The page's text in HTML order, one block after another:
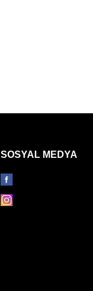
SOSYAL MEDYA